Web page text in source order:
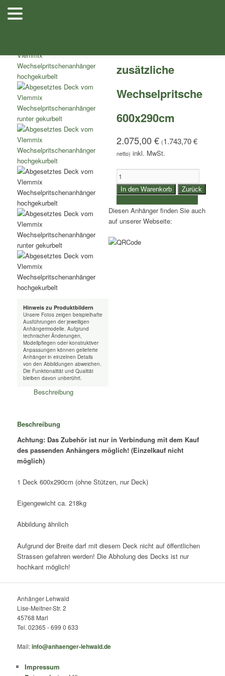
Zum
Inhalt
Shop
Hinweis zu Produktbildern
Unsere Fotos zeigen beispielhafte
Ausführungen der jeweiligen
Anhängermodelle. Aufgrund
technischer Änderungen,
Modellpflegen oder konstruktiver
Anpassungen können gelieferte
Anhänger in einzelnen Details
von den Abbildungen abweichen.
Die Funktionalität und Qualität
bleiben davon unberührt.
zusätzliche
Wechselpritsche
600x290cm
2.075,00€ (1.743,70€
netto)
zusätzliche
Wechselpritsche
600x290cm
Menge
In den Warenkorb Zurück
Diesen Anhänger finden Sie auch
auf unserer Webseite:
Beschreibung
Beschreibung
Achtung: Das Zubehör ist nur in Verbindung mit dem Kauf
des passenden Anhängers möglich! (Einzelkauf nicht
möglich)
1 Deck 600x290cm (ohne Stützen, nur Deck)
Eigengewicht ca. 218kg
Abbildung ähnlich
Aufgrund der Breite darf mit diesem Deck nicht auf öffentlichen
Strassen gefahren werden! Die Abholung des Decks ist nur
hochkant möglich!
Anhänger Lehwald
Lise-Meitner-Str. 2
45768 Marl
Tel. 02365 - 699 0 633
Mail:info@anhaenger-lehwald.de
Impressum